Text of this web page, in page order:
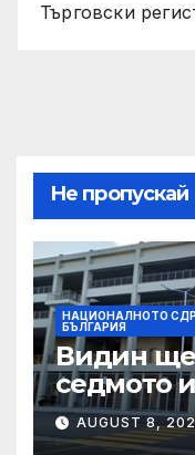
Търговски
Не пропускай
НАЦИОНАЛНОТО
БЪЛГАРИЯ
Видин ще
седмото
AUGUST 8,